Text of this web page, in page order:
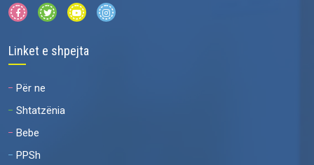
Linket e shpejta
Për ne
Shtatzënia
Bebe
PPSh